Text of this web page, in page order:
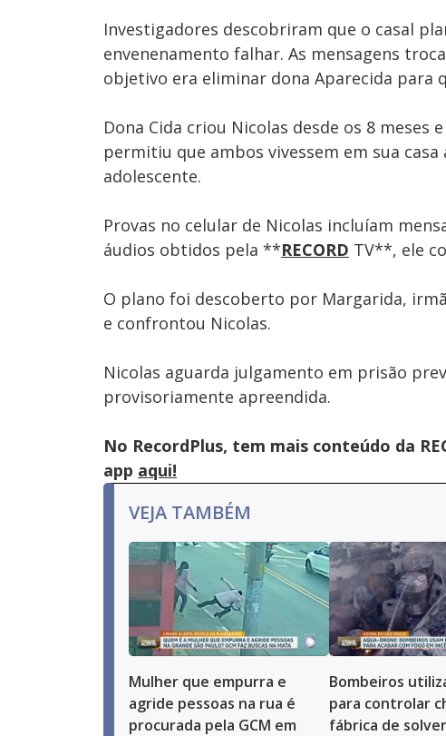
Investigadores descobriram que o casal
envenenamento falhar. As mensagens
objetivo era eliminar dona Aparecida para
Dona Cida criou Nicolas desde os 8 meses
permitiu que ambos vivessem em sua
adolescente.
Provas no celular de Nicolas incluíam
áudios obtidos pela **RECORD TV**, ele
O plano foi descoberto por Margarida,
e confrontou Nicolas.
Nicolas aguarda julgamento em prisão
provisoriamente apreendida.
No RecordPlus, tem mais conteúdo da
app aqui!
VEJA TAMBÉM
Mulher que empurra e
agride pessoas na rua é
procurada pela GCM em
Bombeiros
para controlar
fábrica de